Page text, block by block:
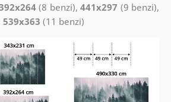
(8 benzi),441x297 (9 benzi),
539x363 (11 benzi)